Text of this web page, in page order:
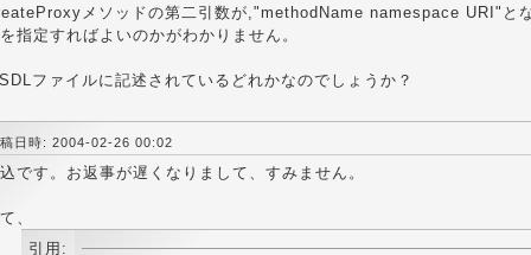
メソッドの第二引数が,"methodName namespace URI"と
指定すればよいのかがわかりません。
ファイルに記述されているどれかなのでしょうか？
日時: 2004-02-26 00:02
です。お返事が遅くなりまして、すみません。
、
引用: